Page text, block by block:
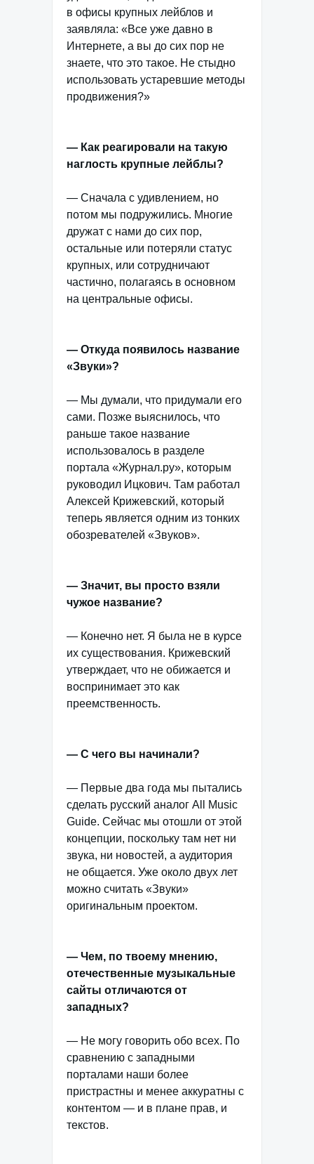
в офисы крупных лейблов и
заявляла: «Все уже давно в
Интернете, а вы до сих пор не
знаете, что это такое. Не стыдно
использовать устаревшие методы
продвижения?»
— Как реагировали на такую
наглость крупные лейблы?
— Сначала с удивлением, но
потом мы подружились. Многие
дружат с нами до сих пор,
остальные или потеряли статус
крупных, или сотрудничают
частично, полагаясь в основном
на центральные офисы.
— Откуда появилось название
«Звуки»?
— Мы думали, что придумали его
сами. Позже выяснилось, что
раньше такое название
использовалось в разделе
портала «Журнал.ру», которым
руководил Ицкович. Там работал
Алексей Крижевский, который
теперь является одним из тонких
обозревателей «Звуков».
— Значит, вы просто взяли
чужое название?
— Конечно нет. Я была не в курсе
их существования. Крижевский
утверждает, что не обижается и
воспринимает это как
преемственность.
— С чего вы начинали?
— Первые два года мы пытались
сделать русский аналог All Music
Guide. Сейчас мы отошли от этой
концепции, поскольку там нет ни
звука, ни новостей, а аудитория
не общается. Уже около двух лет
можно считать «Звуки»
оригинальным проектом.
— Чем, по твоему мнению,
отечественные музыкальные
сайты отличаются от
западных?
— Не могу говорить обо всех. По
сравнению с западными
порталами наши более
пристрастны и менее аккуратны с
контентом — и в плане прав, и
текстов.